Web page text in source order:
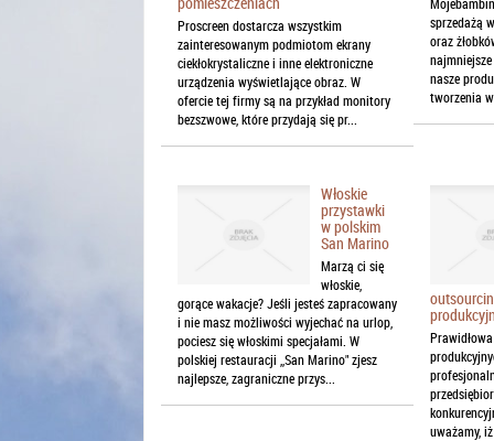
Proscreen dostarcza wszystkim
zainteresowanym podmiotom ekrany
ciekłokrystaliczne i inne elektroniczne
urządzenia wyświetlające obraz. W
ofercie tej firmy są na przykład monitory
bezszwowe, które przydają się pr...
sprzedażą
oraz
najmniejsze
nasze
tworzenia
Włoskie
przystawki
w polskim
San Marino
Marzą ci się
włoskie,
gorące wakacje? Jeśli jesteś zapracowany
i nie masz możliwości wyjechać na urlop,
pociesz się włoskimi specjałami. W
polskiej restauracji ,,San Marino" zjesz
najlepsze, zagraniczne przys...
uważamy,